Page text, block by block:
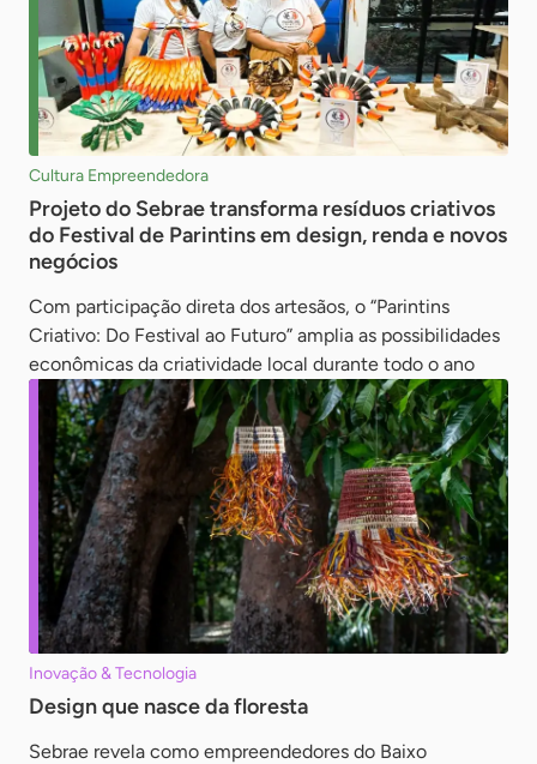
Cultura Empreendedora
Projeto do Sebrae transforma resíduos criativos
do Festival de Parintins em design, renda e novos
negócios
Com participação direta dos artesãos, o “Parintins
Criativo: Do Festival ao Futuro” amplia as possibilidades
econômicas da criatividade local durante todo o ano
Inovação & Tecnologia
Design que nasce da floresta
Sebrae revela como empreendedores do Baixo